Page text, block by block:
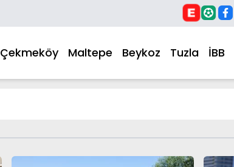
Çekmeköy Maltepe Beykoz Tuzla İBB